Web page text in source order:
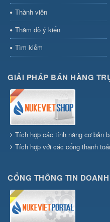
Thành viên
Thăm dò ý kiến
Tìm kiếm
GIẢI PHÁP BÁN HÀNG
Tích hợp các tính năng cơ bản
Tích hợp với các cổng thanh
CỔNG THÔNG TIN